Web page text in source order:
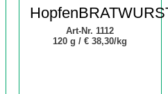
Art-Nr. 1112
120 g /€ 38,30/kg